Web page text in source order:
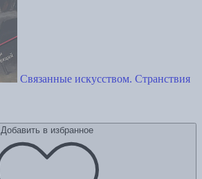
Связанные искусством. Странствия
Добавить в избранное